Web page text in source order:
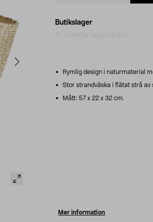
Butikslager
Rymlig design i naturmaterial
Stor strandväska i flätat strå av
Mått: 57 x 22 x 32 cm.
Mer information